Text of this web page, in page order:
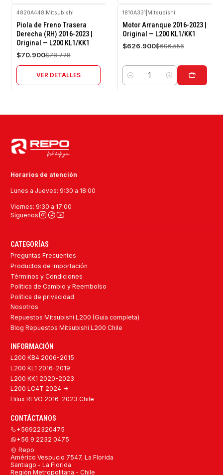
-10%
OFF
Agotado
4820A448 Mitsubishi
Piola de Freno Trasera
Derecha (RH) 2016-2023 |
Original — L200 KL1/KK1
$70.900$78.778
VER DETALLES
-10%
OFF
1810A331 Mitsubishi
Motor Arranque 2016-2023 |
Original — L200 KL1/KK1
$626.900$696.556
Cantidad
Horarios de atención
Lunes a Jueves: 9:30 a 18:00
Viernes: 9:30 a 17:00
Síguenos
CATEGORÍAS
Preguntas Frecuentes
Productos de Importación
Términos y Condiciones
Política de Cambio y Reembolso
Política de privacidad
Nosotros
Repuestos Mitsubishi L200 (Guía completa)
Blog Repuestos Mitsubishi L200 Chile
INFORMACIÓN
L200 KB4 2006-2015
L200 KL1 2016-2019
L200 KK1 2020-2023
L200 LC4T 2024 ->
Hilux REVO 2016-2023 Chile
CONTÁCTANOS
+56922320475
+56 9 2232 0475
Repo
Américo Vespucio 7547, La Florida
Santiago - La Florida
Región Metropolitana - Chile